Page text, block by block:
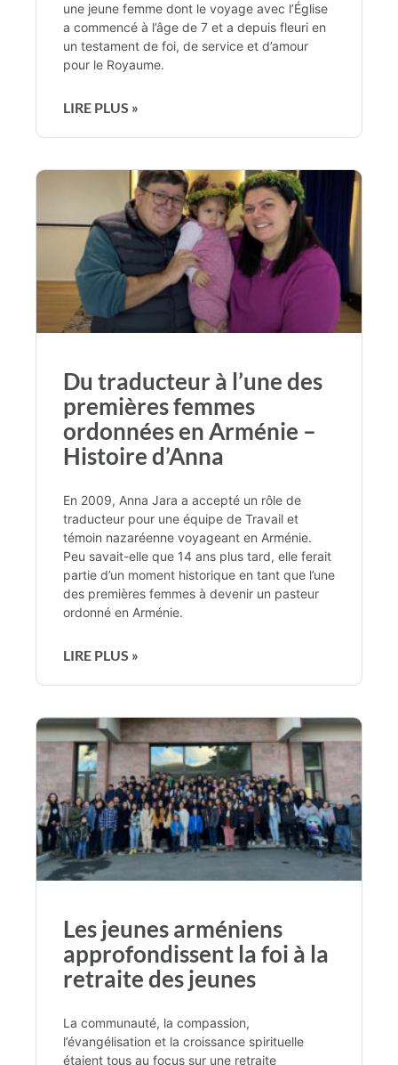
une jeune femme dont le voyage avec l’Église
a commencé à l’âge de 7 et a depuis fleuri en
un testament de foi, de service et d’amour
pour le Royaume.
LIRE PLUS »
Du traducteur à l’une des
premières femmes
ordonnées en Arménie –
Histoire d’Anna
En 2009, Anna Jara a accepté un rôle de
traducteur pour une équipe de Travail et
témoin nazaréenne voyageant en Arménie.
Peu savait-elle que 14 ans plus tard, elle ferait
partie d’un moment historique en tant que l’une
des premières femmes à devenir un pasteur
ordonné en Arménie.
LIRE PLUS »
Les jeunes arméniens
approfondissent la foi à la
retraite des jeunes
La communauté, la compassion,
l’évangélisation et la croissance spirituelle
étaient tous au focus sur une retraite